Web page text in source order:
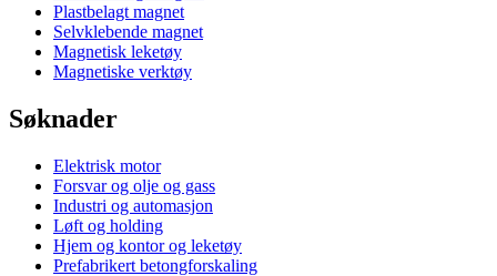
Plastbelagt magnet
Selvklebende magnet
Magnetisk leketøy
Magnetiske verktøy
Søknader
Elektrisk motor
Forsvar og olje og gass
Industri og automasjon
Løft og holding
Hjem og kontor og leketøy
Prefabrikert betongforskaling